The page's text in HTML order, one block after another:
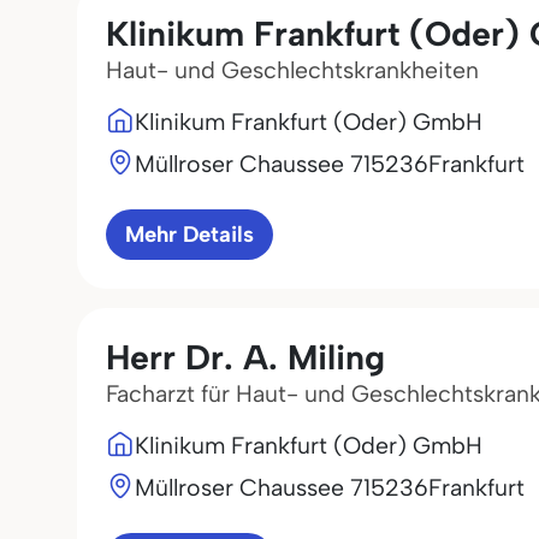
Klinikum Frankfurt (Oder)
Haut- und Geschlechtskrankheiten
Klinikum Frankfurt (Oder) GmbH
Müllroser Chaussee 715236Frankfurt
Mehr Details
Herr Dr. A. Miling
Facharzt für Haut- und
Klinikum Frankfurt (Oder) GmbH
Müllroser Chaussee 715236Frankfurt